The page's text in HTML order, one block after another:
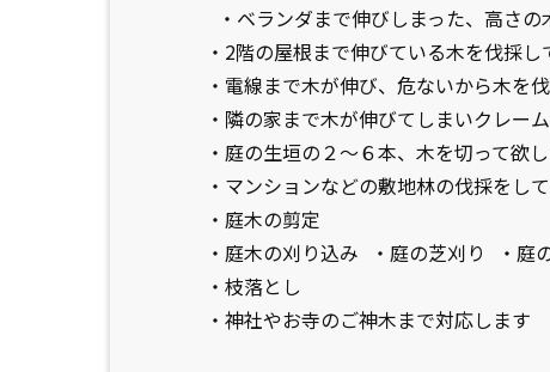
・ベランダまで伸びしまった、高さ
・2階の屋根まで伸びている木を伐採し
・電線まで木が伸び、危ないから木を
・隣の家まで木が伸びてしまいクレー
・庭の生垣の２〜６本、木を切って欲
・マンションなどの敷地林の伐採をし
・庭木の剪定
・庭木の刈り込み ・庭の芝刈り ・庭
・枝落とし
・神社やお寺のご神木まで対応します